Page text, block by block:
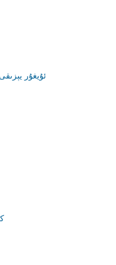
ئۇيغۇر